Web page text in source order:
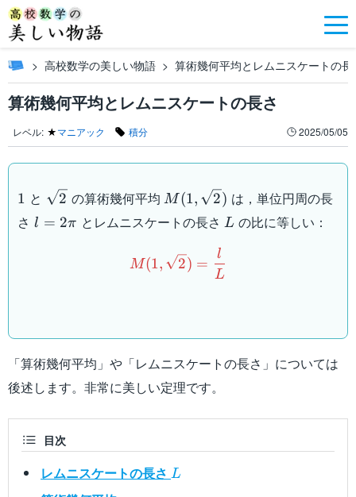
高校数学の美しい物語 算術幾何平均とレムニスケートの長
算術幾何平均とレムニスケートの長さ
レベル: ★マニアック 積分 2025/05/05
1
1 と \sqrt{2}
2 の算術幾何平均M(1,\sqrt{2})
M (1, 2) は，単位円周の長
さ l=2\pi
l = 2π とレムニスケートの長さL
L の比に等しい：
M(1, 2) =
L
l
「算術幾何平均」や「レムニスケートの長さ」については
後述します。非常に美しい定理です。
目次
レムニスケートの長さ L
L